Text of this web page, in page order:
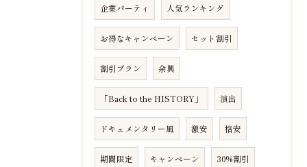
企業パーティ 人気ランキング
お得なキャンペーン セット割引
割引プラン 余興
「Back to the HISTORY」 演出
ドキュメンタリー風 激安 格安
期間限定 キャンペーン 30%割引